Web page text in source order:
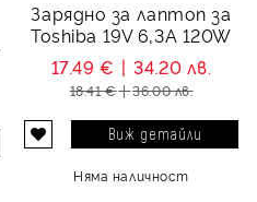
Зарядно за лаптоп за
Toshiba 19V 6,3A 120W
17.49 € 34.20 лв.
18.41 € 36.00 лв.
Виж детайли
Няма наличност